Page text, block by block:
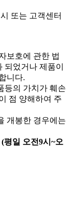
또는 고객센터
보호에 관한 법
었거나 제품이
니다.
등의 가치가 훼손
점 양해하여 주
개봉한 경우에는
(평일 오전9시~오